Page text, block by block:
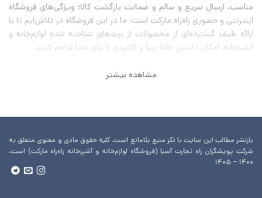
مناسب، ارسال سریع و سالم و ضمانت بازگشت کالا؛ ویژگی‌های فروشگاه
اینترنتی و حضوری راه‌راه مارکت است. ما در این فروشگاه در تلاش‌ایم تا با
ارائه طیف گسترده‌ای از محصولات از برند‌های شناخته شده لوازم‌خانه و
آشپزخانه، امکان داشتن خانه زیبا و کاربردی را برای شما فراهم کنیم.
مشاهده بیشتر
بازنشر مطالب این سایت با ذکر منبع بلامانع است. کلیه حقوق مادی و معنوی متعلق به
شرکت پویشگران راه تجارت آسیا (فروشگاه لوازم‌خانه و آشپزخانه راه‌راه مارکت) است.
۱۴۰۰ – ۱۴۰۵